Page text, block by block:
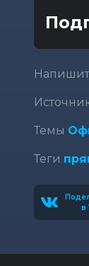
Темы
Теги
в